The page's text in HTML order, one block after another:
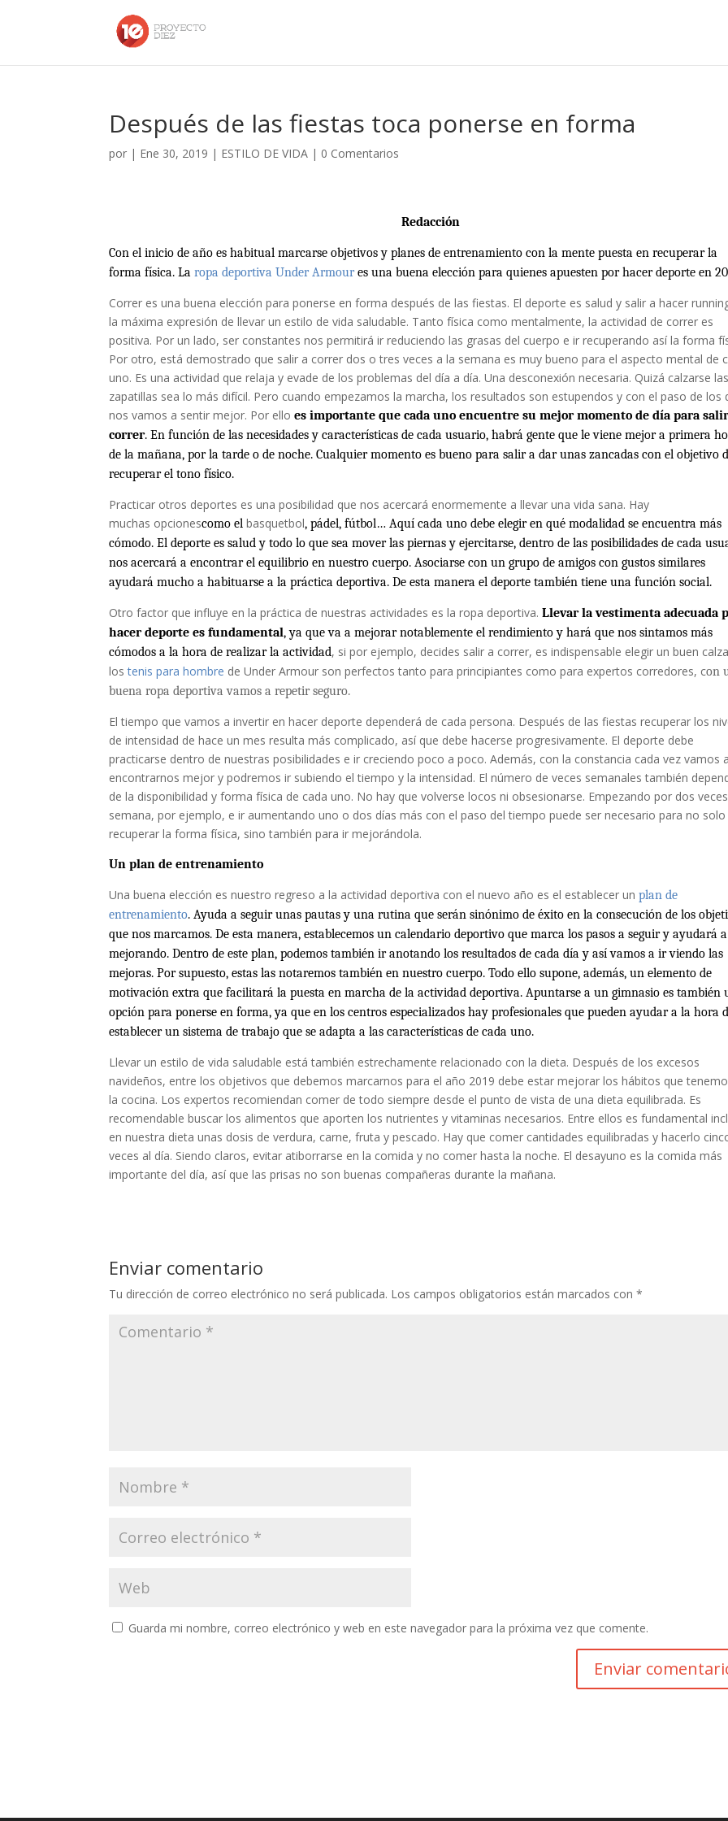
Después de las fiestas toca ponerse en forma
por | Ene 30, 2019 | ESTILO DE VIDA | 0 Comentarios
Redacción
Con el inicio de año es habitual marcarse objetivos y planes de entrenamiento con la mente puesta en recuperar la
forma física. Laropa deportiva Under Armoures una buena elección para quienes apuesten por hacer deporte en
Correr es una buena elección para ponerse en forma después de las fiestas. El deporte es salud y salir a hacer
la máxima expresión de llevar un estilo de vida saludable. Tanto física como mentalmente, la actividad de correr es
positiva. Por un lado, ser constantes nos permitirá ir reduciendo las grasas del cuerpo e ir recuperando así la forma
Por otro, está demostrado que salir a correr dos o tres veces a la semana es muy bueno para el aspecto mental de
uno. Es una actividad que relaja y evade de los problemas del día a día. Una desconexión necesaria. Quizá calzarse las
zapatillas sea lo más difícil. Pero cuando empezamos la marcha, los resultados son estupendos y con el paso de los
nos vamos a sentir mejor. Por elloes importante que cada uno encuentre su mejor momento de día para
correr. En función de las necesidades y características de cada usuario, habrá gente que le viene mejor a primera
de la mañana, por la tarde o de noche. Cualquier momento es bueno para salir a dar unas zancadas con el objetivo
recuperar el tono físico.
Practicar otros deportes es una posibilidad que nos acercará enormemente a llevar una vida sana. Hay
muchas opcionescomo elbasquetbol, pádel, fútbol… Aquí cada uno debe elegir en qué modalidad se encuentra más
cómodo. El deporte es salud y todo lo que sea mover las piernas y ejercitarse, dentro de las posibilidades de cada
nos acercará a encontrar el equilibrio en nuestro cuerpo. Asociarse con un grupo de amigos con gustos similares
ayudará mucho a habituarse a la práctica deportiva. De esta manera el deporte también tiene una función social.
Otro factor que influye en la práctica de nuestras actividades es la ropa deportiva.Llevar la vestimenta adecuada
hacer deporte es fundamental, ya que va a mejorar notablemente el rendimiento y hará que nos sintamos más
cómodos a la hora de realizar la actividad, si por ejemplo, decides salir a correr, es indispensable elegir un buen
lostenis para hombre de Under Armour son perfectos tanto para principiantes como para expertos corredores, con
buena ropa deportiva vamos a repetir seguro.
El tiempo que vamos a invertir en hacer deporte dependerá de cada persona. Después de las fiestas recuperar los
de intensidad de hace un mes resulta más complicado, así que debe hacerse progresivamente. El deporte debe
practicarse dentro de nuestras posibilidades e ir creciendo poco a poco. Además, con la constancia cada vez vamos a
encontrarnos mejor y podremos ir subiendo el tiempo y la intensidad. El número de veces semanales también
de la disponibilidad y forma física de cada uno. No hay que volverse locos ni obsesionarse. Empezando por dos
semana, por ejemplo, e ir aumentando uno o dos días más con el paso del tiempo puede ser necesario para no solo
recuperar la forma física, sino también para ir mejorándola.
Un plan de entrenamiento
Una buena elección es nuestro regreso a la actividad deportiva con el nuevo año es el establecer unplan de
entrenamiento. Ayuda a seguir unas pautas y una rutina que serán sinónimo de éxito en la consecución de los
que nos marcamos. De esta manera, establecemos un calendario deportivo que marca los pasos a seguir y ayudará
mejorando. Dentro de este plan, podemos también ir anotando los resultados de cada día y así vamos a ir viendo las
mejoras. Por supuesto, estas las notaremos también en nuestro cuerpo. Todo ello supone, además, un elemento de
motivación extra que facilitará la puesta en marcha de la actividad deportiva. Apuntarse a un gimnasio es también
opción para ponerse en forma, ya que en los centros especializados hay profesionales que pueden ayudar a la hora
establecer un sistema de trabajo que se adapta a las características de cada uno.
Llevar un estilo de vida saludable está también estrechamente relacionado con la dieta. Después de los excesos
navideños, entre los objetivos que debemos marcarnos para el año 2019 debe estar mejorar los hábitos que
la cocina. Los expertos recomiendan comer de todo siempre desde el punto de vista de una dieta equilibrada. Es
recomendable buscar los alimentos que aporten los nutrientes y vitaminas necesarios. Entre ellos es fundamental
en nuestra dieta unas dosis de verdura, carne, fruta y pescado. Hay que comer cantidades equilibradas y hacerlo
veces al día. Siendo claros, evitar atiborrarse en la comida y no comer hasta la noche. El desayuno es la comida más
importante del día, así que las prisas no son buenas compañeras durante la mañana.
Enviar comentario
Tu dirección de correo electrónico no será publicada. Los campos obligatorios están marcados con*
Guarda mi nombre, correo electrónico y web en este navegador para la próxima vez que comente.